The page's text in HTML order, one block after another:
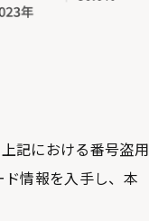
記における番号盗用
情報を入手し、本